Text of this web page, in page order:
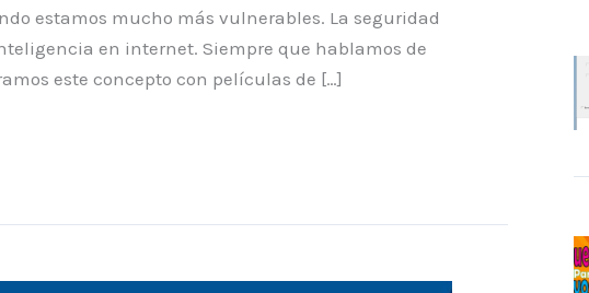
estamos mucho más vulnerables. La seguridad
en internet. Siempre que hablamos de
este concepto con películas de […]